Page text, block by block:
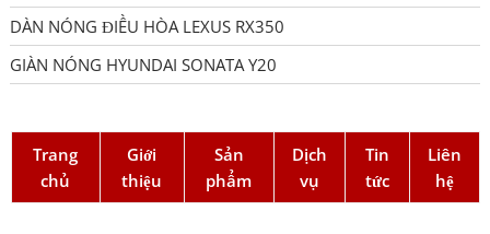
DÀN NÓNG ĐIỀU HÒA LEXUS RX350
GIÀN NÓNG HYUNDAI SONATA Y20
Trang
chủ
Giới
thiệu
Sản
phẩm
Dịch
vụ
Tin
tức
Liên
hệ